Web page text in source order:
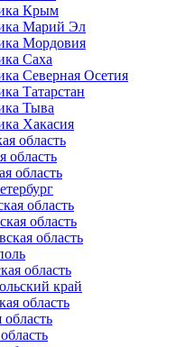
Крым
Марий Эл
Мордовия
Саха
Северная Осетия
Татарстан
Тыва
Хакасия
область
область
область
область
область
область
область
край
область
область